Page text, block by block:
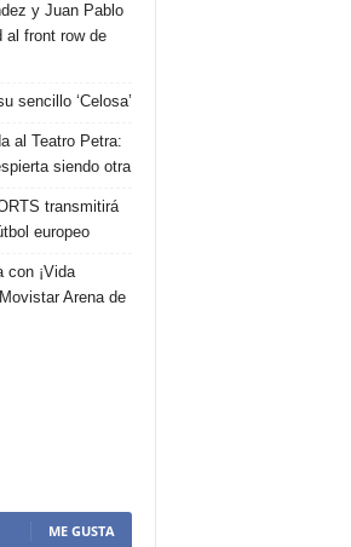
y Juan Pablo
al front row de
sencillo ‘Celosa’
al Teatro Petra:
siendo otra
transmitirá
europeo
con ¡Vida
Arena de
ME GUSTA